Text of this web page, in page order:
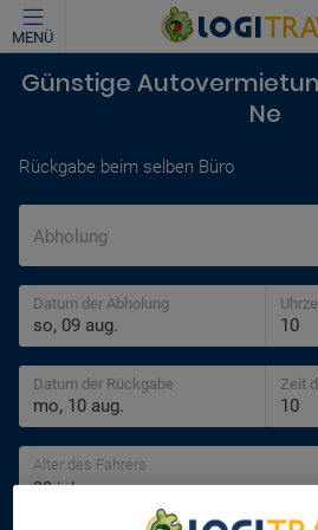
MENÜ
Günstige
Ne
Rückgabe beim selben Büro
Abholung
Datum der Abholung
Datum der Rückgabe Zeit
Alter des Fahrers
30 jahre